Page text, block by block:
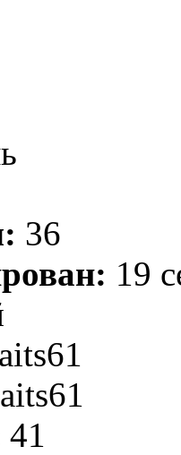
36
19
41